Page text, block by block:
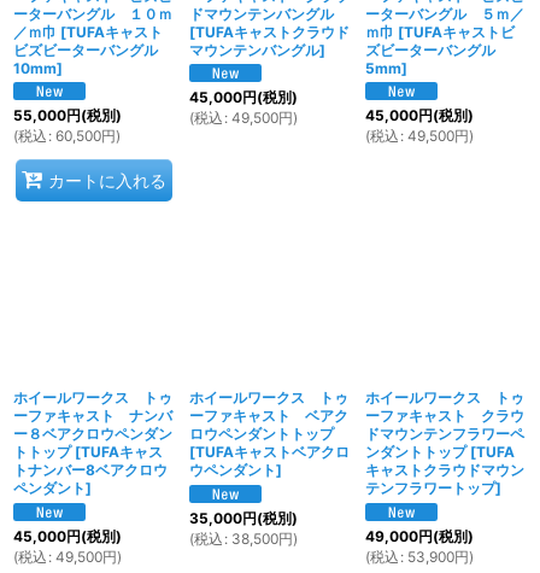
ーターバングル １０ｍ
／ｍ巾 [TUFAキャスト
ビズビーターバングル
10mm]
55,000円(税別)
(税込 : 60,500円)
カートに入れる
ドマウンテンバングル
[TUFAキャストクラウド
マウンテンバングル]
45,000円(税別)
(税込 : 49,500円)
ーターバングル ５ｍ／
ｍ巾 [TUFAキャストビ
ズビーターバングル
5mm]
45,000円(税別)
(税込 : 49,500円)
ホイールワークス トゥ
ーファキャスト ナンバ
ー８ベアクロウペンダン
トトップ [TUFAキャス
トナンバー8ベアクロウ
ペンダント]
45,000円(税別)
(税込 : 49,500円)
ホイールワークス トゥ
ーファキャスト ベアク
ロウペンダントトップ
[TUFAキャストベアクロ
ウペンダント]
35,000円(税別)
(税込 : 38,500円)
ホイールワークス トゥ
ーファキャスト クラウ
ドマウンテンフラワーペ
ンダントトップ [TUFA
キャストクラウドマウン
テンフラワートップ]
49,000円(税別)
(税込 : 53,900円)